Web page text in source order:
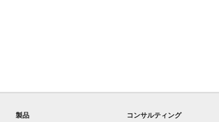
製品
コンサルティング